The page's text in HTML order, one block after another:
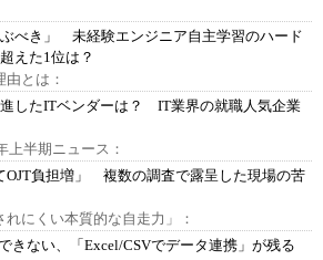
べき」 未経験エンジニア自主学習のハード
えた1位は？
由とは：
したITベンダーは？ IT業界の就職人気企業
上半期ニュース：
OJT負担増」 複数の調査で露呈した現場の苦
にくい本質的な自走力」：
きない、「Excel/CSVでデータ連携」が残る